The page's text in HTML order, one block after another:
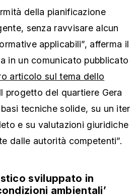
della pianificazione
senza ravvisare alcun
applicabili”, afferma il
in un comunicato pubblicato
articolo sul tema dello
progetto del quartiere Gera
tecniche solide, su un iter
e su valutazioni giuridiche
dalle autorità competenti”.
sviluppato in
ambientali’